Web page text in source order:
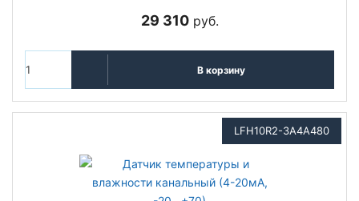
29 310руб.
В корзину
LFH10R2-3A4A480